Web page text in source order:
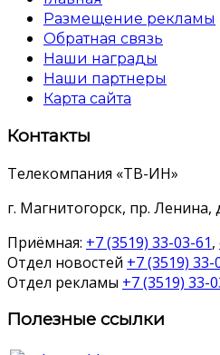
Размещение рекламы
Обратная связь
Наши награды
Наши партнеры
Карта сайта
Контакты
Телекомпания «ТВ-ИН»
г. Магнитогорск, пр. Ленина,
Приёмная: +7 (3519) 33-03-61,
Отдел новостей +7 (3519) 33-
Отдел рекламы +7 (3519) 33-
Полезные ссылки